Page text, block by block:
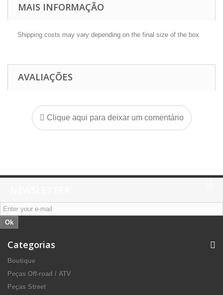
MAIS INFORMAÇÃO
Shipping costs may vary depending on the final size of the box
AVALIAÇÕES
Clique aqui para deixar um comentário
Ok
Categorias
Boutique
Peças Off-road / ATV
Peças Street